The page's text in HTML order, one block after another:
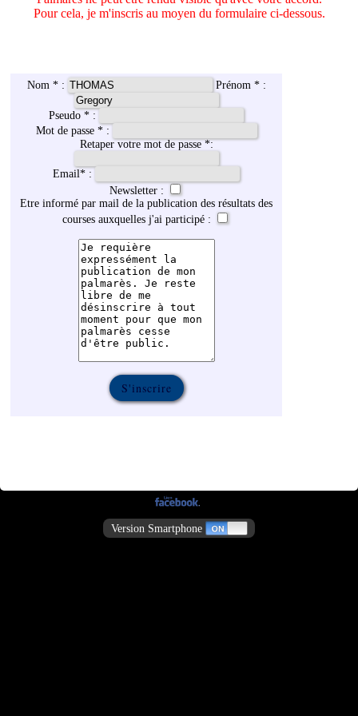
Pour cela, je m'inscris au moyen du formulaire ci-dessous.
Nom * : Prénom * :
Pseudo * :
Mot de passe * :
Retaper votre mot de passe *:
Email* :
Newsletter :
Etre informé par mail de la publication des résultats des
courses auxquelles j'ai participé :
Version Smartphone